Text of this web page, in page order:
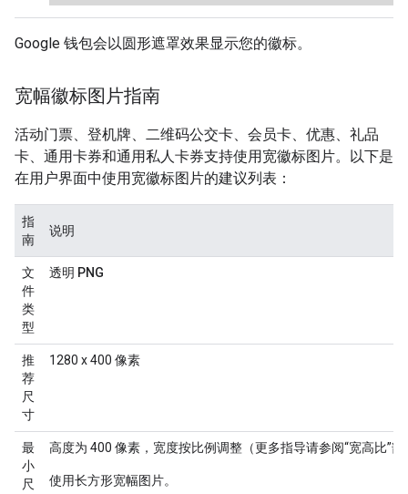
Google 钱包会以圆形遮罩效果显示您的徽标。
宽幅徽标图片指南
活动门票、登机牌、二维码公交卡、会员卡、优惠、礼品
卡、通用卡券和通用私人卡券支持使用宽徽标图片。以下是
在用户界面中使用宽徽标图片的建议列表：
指
南
说明
文
件
类
型
透明 PNG
推
荐
尺
寸
1280 x 400 像素
最
小
尺
高度为 400 像素，宽度按比例调整（更多指导请参阅“宽高比”部
使用长方形宽幅图片。